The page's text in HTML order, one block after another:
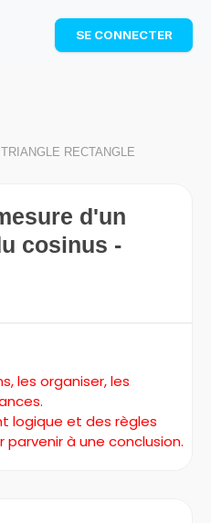
: révise les maths cet
et progresse avec des
SE CONNECTER
RECTANGLE
d'un
cosinus -
les organiser, les
logique et des règles
à une conclusion.